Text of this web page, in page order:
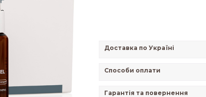
Доставка по Україні
Способи оплати
Гарантія та повернення